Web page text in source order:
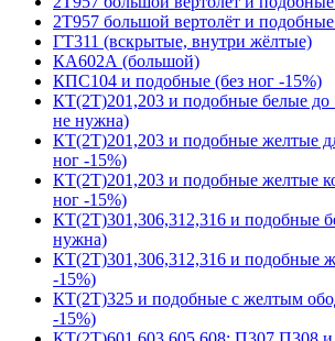
2Т957 большой вертолёт и
ГТ311 (вскрытые, внутри жёлтые)
КА602А (большой)
КПС104 и подобные (без ног -15%)
КТ(2Т)201,203 и подобные белые до
не нужна)
КТ(2Т)201,203 и подобные желтые
ног -15%)
КТ(2Т)201,203 и подобные желтые
ног -15%)
КТ(2Т)301,306,312,316 и подобные
нужна)
КТ(2Т)301,306,312,316 и подобные
-15%)
КТ(2Т)325 и подобные с желтым
-15%)